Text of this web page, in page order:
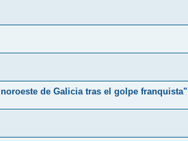
de Galicia tras el golpe franquista"